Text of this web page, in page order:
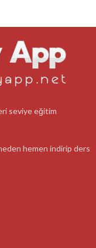
seviye eğitim
hemen indirip ders